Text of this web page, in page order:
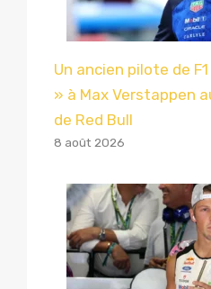
Un ancien pilote de
» à Max Verstappen
de Red Bull
8 août 2026